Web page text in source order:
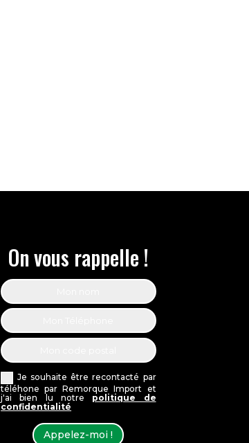
On vous rappelle !
Je souhaite être recontacté par
téléhone par Remorque Import et
j'ai bien lu notre politique de
confidentialité
Appelez-moi !